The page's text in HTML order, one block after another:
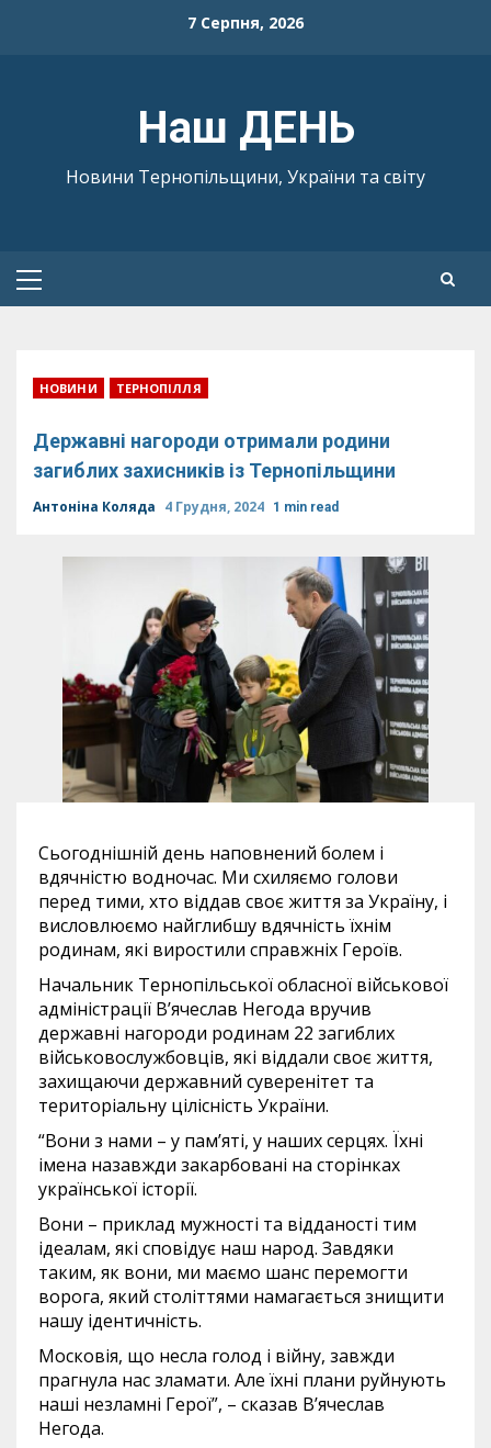
7 Серпня, 2026
Наш ДЕНЬ
Новини Тернопільщини, України та світу
Primary
НОВИНИ ТЕРНОПІЛЛЯ
Державні нагороди отримали родини
загиблих захисників із Тернопільщини
Антоніна Коляда 4 Грудня, 2024 1 min read
Сьогоднішній день наповнений болем і
вдячністю водночас. Ми схиляємо голови
перед тими, хто віддав своє життя за Україну, і
висловлюємо найглибшу вдячність їхнім
родинам, які виростили справжніх Героїв.
Начальник Тернопільської обласної військової
адміністрації В’ячеслав Негода вручив
державні нагороди родинам 22 загиблих
військовослужбовців, які віддали своє життя,
захищаючи державний суверенітет та
територіальну цілісність України.
“Вони з нами – у пам’яті, у наших серцях. Їхні
імена назавжди закарбовані на сторінках
української історії.
Вони – приклад мужності та відданості тим
ідеалам, які сповідує наш народ. Завдяки
таким, як вони, ми маємо шанс перемогти
ворога, який століттями намагається знищити
нашу ідентичність.
Московія, що несла голод і війну, завжди
прагнула нас зламати. Але їхні плани руйнують
наші незламні Герої”, – сказав В’ячеслав
Негода.